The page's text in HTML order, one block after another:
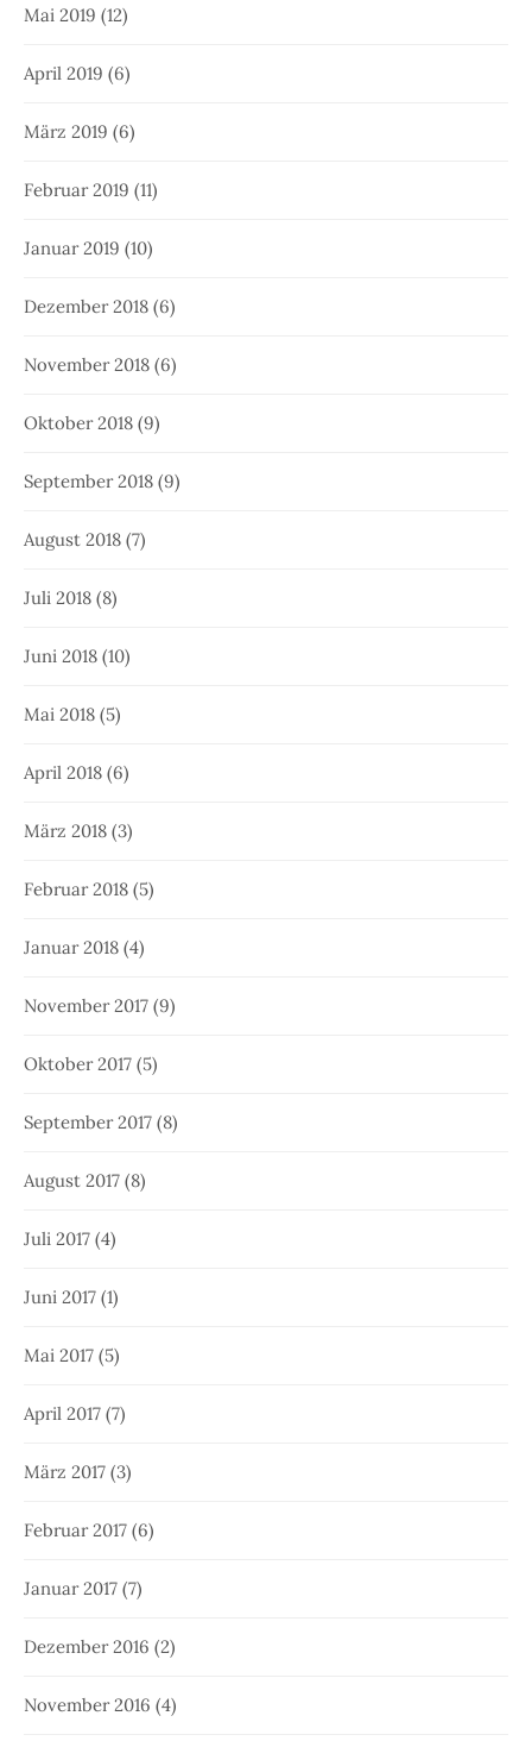
Mai 2019 (12)
April 2019 (6)
März 2019 (6)
Februar 2019 (11)
Januar 2019 (10)
Dezember 2018 (6)
November 2018 (6)
Oktober 2018 (9)
September 2018 (9)
August 2018 (7)
Juli 2018 (8)
Juni 2018 (10)
Mai 2018 (5)
April 2018 (6)
März 2018 (3)
Februar 2018 (5)
Januar 2018 (4)
November 2017 (9)
Oktober 2017 (5)
September 2017 (8)
August 2017 (8)
Juli 2017 (4)
Juni 2017 (1)
Mai 2017 (5)
April 2017 (7)
März 2017 (3)
Februar 2017 (6)
Januar 2017 (7)
Dezember 2016 (2)
November 2016 (4)